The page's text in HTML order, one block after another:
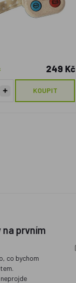
249 Kč
KOUPIT
na prvním
co bychom